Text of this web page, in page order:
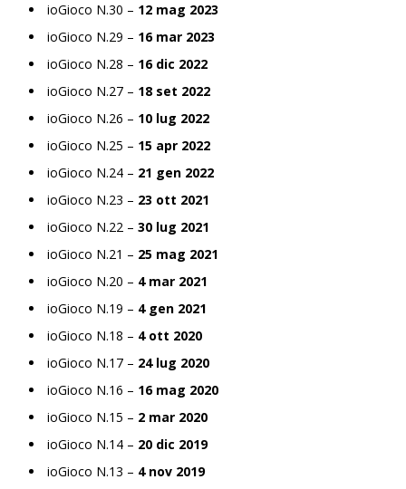
ioGioco N.30 – 12 mag 2023
ioGioco N.29 – 16 mar 2023
ioGioco N.28 – 16 dic 2022
ioGioco N.27 – 18 set 2022
ioGioco N.26 – 10 lug 2022
ioGioco N.25 – 15 apr 2022
ioGioco N.24 – 21 gen 2022
ioGioco N.23 – 23 ott 2021
ioGioco N.22 – 30 lug 2021
ioGioco N.21 – 25 mag 2021
ioGioco N.20 – 4 mar 2021
ioGioco N.19 – 4 gen 2021
ioGioco N.18 – 4 ott 2020
ioGioco N.17 – 24 lug 2020
ioGioco N.16 – 16 mag 2020
ioGioco N.15 – 2 mar 2020
ioGioco N.14 – 20 dic 2019
ioGioco N.13 – 4 nov 2019